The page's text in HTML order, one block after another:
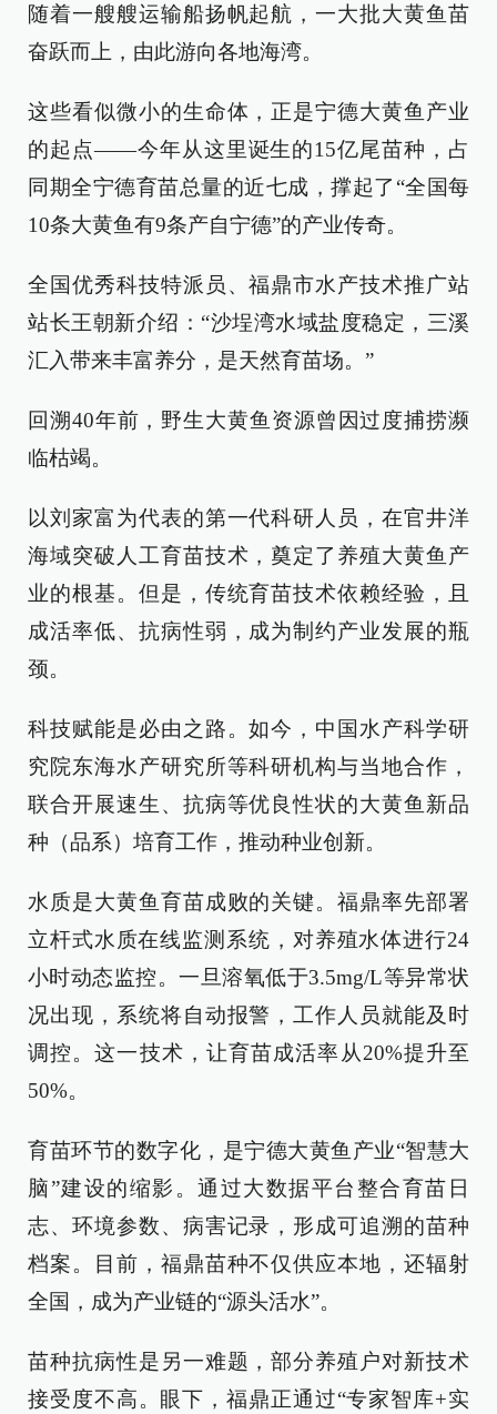
随着一艘艘运输船扬帆起航，一大批大黄鱼苗
奋跃而上，由此游向各地海湾。
这些看似微小的生命体，正是宁德大黄鱼产业
的起点——今年从这里诞生的15亿尾苗种，占
同期全宁德育苗总量的近七成，撑起了“全国每
10条大黄鱼有9条产自宁德”的产业传奇。
全国优秀科技特派员、福鼎市水产技术推广站
站长王朝新介绍：“沙埕湾水域盐度稳定，三溪
汇入带来丰富养分，是天然育苗场。”
回溯40年前，野生大黄鱼资源曾因过度捕捞濒
临枯竭。
以刘家富为代表的第一代科研人员，在官井洋
海域突破人工育苗技术，奠定了养殖大黄鱼产
业的根基。但是，传统育苗技术依赖经验，且
成活率低、抗病性弱，成为制约产业发展的瓶
颈。
科技赋能是必由之路。如今，中国水产科学研
究院东海水产研究所等科研机构与当地合作，
联合开展速生、抗病等优良性状的大黄鱼新品
种（品系）培育工作，推动种业创新。
水质是大黄鱼育苗成败的关键。福鼎率先部署
立杆式水质在线监测系统，对养殖水体进行24
小时动态监控。一旦溶氧低于3.5mg/L等异常状
况出现，系统将自动报警，工作人员就能及时
调控。这一技术，让育苗成活率从20%提升至
50%。
育苗环节的数字化，是宁德大黄鱼产业“智慧大
脑”建设的缩影。通过大数据平台整合育苗日
志、环境参数、病害记录，形成可追溯的苗种
档案。目前，福鼎苗种不仅供应本地，还辐射
全国，成为产业链的“源头活水”。
苗种抗病性是另一难题，部分养殖户对新技术
接受度不高。眼下，福鼎正通过“专家智库+实